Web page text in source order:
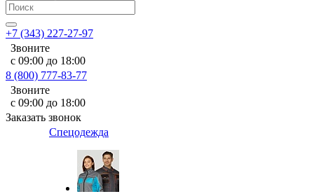
+7 (343) 227-27-97
Звоните
с 09:00 до 18:00
8 (800) 777-83-77
Звоните
с 09:00 до 18:00
Заказать звонок
Спецодежда